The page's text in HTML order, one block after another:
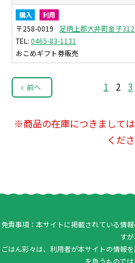
購入 利用
〒258-0019
足柄上郡大井町金子312
0465-83-1131
おこめギフト券販売
前へ 1 2 3
※商品の在庫につきまして
くださ
免責事項：本サイトに掲載されている情
すが
ごはん彩々は、利用者が本サイトの情報
を負うものでは